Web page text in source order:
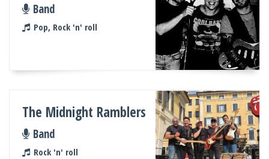
Band
Pop, Rock 'n' roll
The Midnight Ramblers
Band
Rock 'n' roll